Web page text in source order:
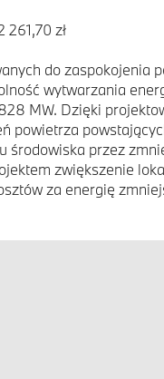
261,70 zł
do zaspokojenia
wytwarzania
MW. Dzięki
powietrza
środowiska przez
zwiększenie
za energię